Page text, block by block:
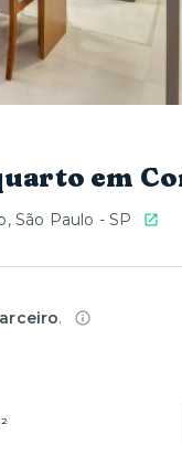
em
São Paulo - SP
.